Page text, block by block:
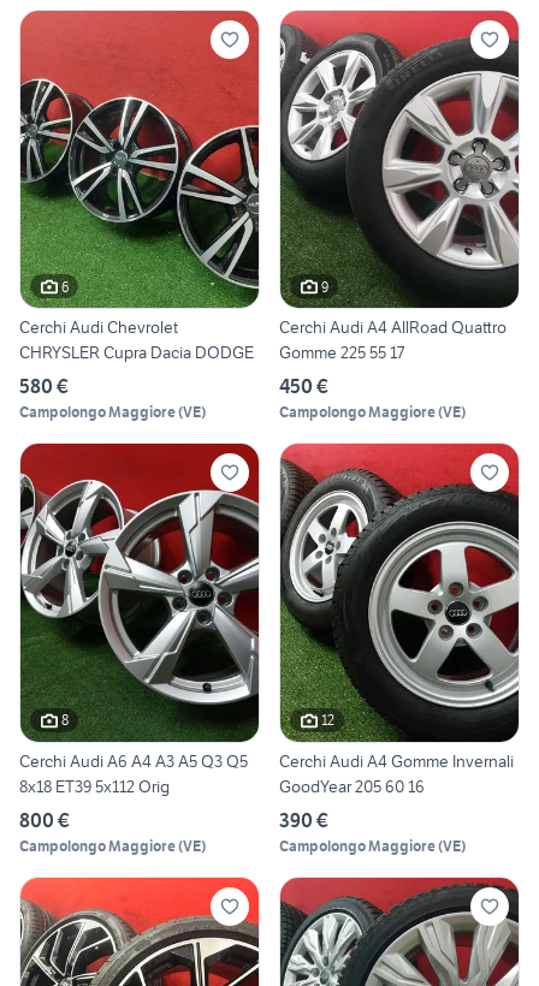
6
Cerchi Audi Chevrolet
CHRYSLER Cupra Dacia DODGE
580 €
Campolongo Maggiore(VE)
9
Cerchi Audi A4 AllRoad Quattro
Gomme 225 55 17
450 €
Campolongo Maggiore(VE)
8
Cerchi Audi A6 A4 A3 A5 Q3 Q5
8x18 ET39 5x112 Orig
800 €
Campolongo Maggiore(VE)
12
Cerchi Audi A4 Gomme Invernali
GoodYear 205 60 16
390 €
Campolongo Maggiore(VE)